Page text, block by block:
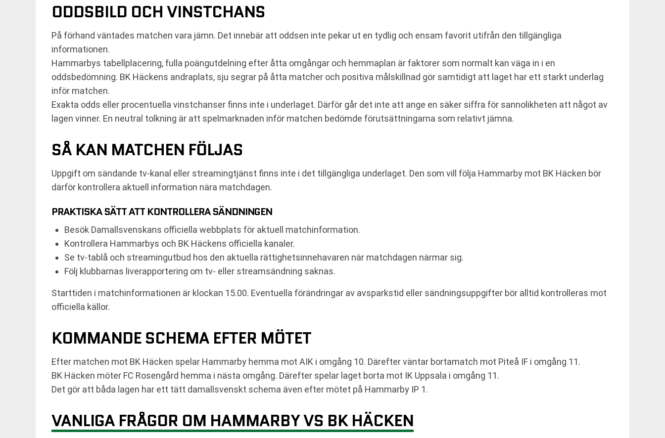
ODDSBILD OCH VINSTCHANS
På förhand väntades matchen vara jämn. Det innebär att oddsen inte pekar ut en tydlig och ensam favorit utifrån den tillgängliga
informationen.
Hammarbys tabellplacering, fulla poängutdelning efter åtta omgångar och hemmaplan är faktorer som normalt kan väga in i en
oddsbedömning. BK Häckens andraplats, sju segrar på åtta matcher och positiva målskillnad gör samtidigt att laget har ett starkt underlag
inför matchen.
Exakta odds eller procentuella vinstchanser finns inte i underlaget. Därför går det inte att ange en säker siffra för sannolikheten att något av
lagen vinner. En neutral tolkning är att spelmarknaden inför matchen bedömde förutsättningarna som relativt jämna.
SÅ KAN MATCHEN FÖLJAS
Uppgift om sändande tv-kanal eller streamingtjänst finns inte i det tillgängliga underlaget. Den som vill följa Hammarby mot BK Häcken bör
därför kontrollera aktuell information nära matchdagen.
PRAKTISKA SÄTT ATT KONTROLLERA SÄNDNINGEN
Besök Damallsvenskans officiella webbplats för aktuell matchinformation.
Kontrollera Hammarbys och BK Häckens officiella kanaler.
Se tv-tablå och streamingutbud hos den aktuella rättighetsinnehavaren när matchdagen närmar sig.
Följ klubbarnas liverapportering om tv- eller streamsändning saknas.
Starttiden i matchinformationen är klockan 15.00. Eventuella förändringar av avsparkstid eller sändningsuppgifter bör alltid kontrolleras mot
officiella källor.
KOMMANDE SCHEMA EFTER MÖTET
Efter matchen mot BK Häcken spelar Hammarby hemma mot AIK i omgång 10. Därefter väntar bortamatch mot Piteå IF i omgång 11.
BK Häcken möter FC Rosengård hemma i nästa omgång. Därefter spelar laget borta mot IK Uppsala i omgång 11.
Det gör att båda lagen har ett tätt damallsvenskt schema även efter mötet på Hammarby IP 1.
VANLIGA FRÅGOR OM HAMMARBY VS BK HÄCKEN